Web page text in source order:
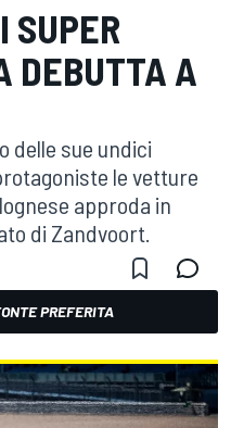
SUPER
DEBUTTA A
delle sue undici
le vetture
approda in
di Zandvoort.
PREFERITA